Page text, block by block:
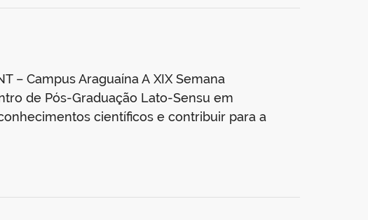
– Campus Araguaína A XIX Semana
de Pós-Graduação Lato-Sensu em
científicos e contribuir para a